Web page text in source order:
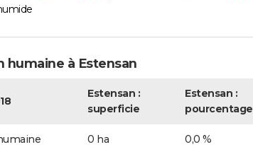
humaine à Estensan
Estensan :
superficie
Estensan :
pourcentage
0 ha 0,0 %